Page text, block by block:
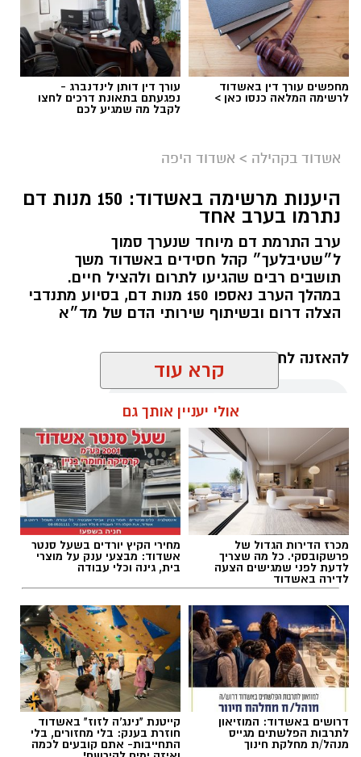
מיה דיסטל זכרונה לברכה
(ציפורה) דיסטל ז״ל, לאחר מאבק במחלה קשה.
דיסטל עבדה בעבר בעיריית אשדוד ובין היתר
שימשה כעוזרת של אסתי פילוס. מכריה מספרים
על אישה מיוחדת, מסורה ומלאת נתינה, רעיה ואם,
שהותירה חותם בקרב האנשים שעבדו לצדה והכירו
אותה לאורך השנים.
מחפשים עורך דין באשדוד
לרשימה המלאה כנסו כאן >
עורך דין דותן לינדנברג -
נפגעתם בתאונת דרכים לחצו
לקבל מה שמגיע לכם
אשדוד בקהילה > אשדוד היפה
היענות מרשימה באשדוד: 150 מנות דם
נתרמו בערב אחד
ערב התרמת דם מיוחד שנערך סמוך
ל״שטיבלעך״ קהל חסידים באשדוד משך
תושבים רבים שהגיעו לתרום ולהציל חיים.
במהלך הערב נאספו 150 מנות דם, בסיוע מתנדבי
הצלה דרום ובשיתוף שירותי הדם של מד״א
להאזנה לתוכן:
עופר אשטוקר / 19:38 09.08.26
תגים:התרמת דם באשדוד
קרא עוד
אולי יעניין אותך גם
מכרז הדירות הגדול של
פרשקובסקי. כל מה שצריך
לדעת לפני שמגישים הצעה
לדירה באשדוד
מחירי הקיץ יורדים בשעל סנטר
אשדוד: מבצעי ענק על מוצרי
בית, גינה וכלי עבודה
דרושים באשדוד: המוזיאון
לתרבות הפלשתים מגייס
מנהל/ת מחלקת חינוך
קייטנת "נינג'ה לזוז" באשדוד
חוזרת בענק: בלי מחזורים, בלי
התחייבות- אתם קובעים לכמה